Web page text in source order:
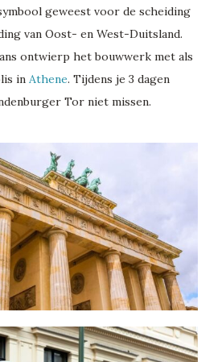
geweest voor de scheiding
van Oost- en West-Duitsland.
ontwierp het bouwwerk met als
in Athene. Tijdens je 3 dagen
Tor niet missen.